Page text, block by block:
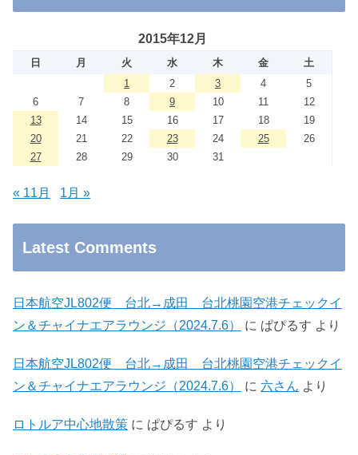
2015年12月
日 月 火 水 木 金
土
1
2 3 4
5
6
7 8 9 10 11
12
13
14 15 16 17 18
19
20
21 22 23 24 25
26
27
28 29 30 31
« 11月 1月 »
Latest Comments
日本航空JL802便 台北→成田 台北桃園空港チェックイ
ン＆チャイナエアラウンジ（2024.7.6）
に ぱぴるす より
日本航空JL802便 台北→成田 台北桃園空港チェックイ
ン＆チャイナエアラウンジ（2024.7.6）
に 六さん より
ロトルア中心地散策 に ぱぴるす より